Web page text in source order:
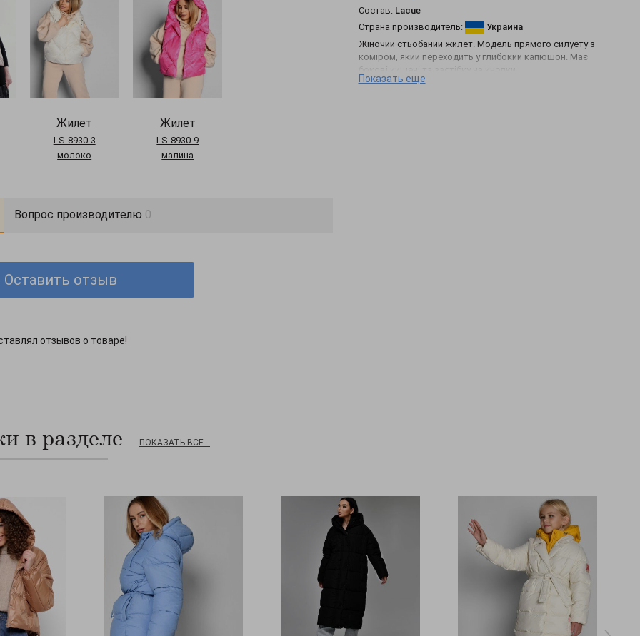
Состав: Lacue
Страна производитель:
Украина
Жіночий стьобаний жилет. Модель прямого силуету з
коміром, який переходить у глибокий капюшон. Має
Ідеально підходить під будь-який верх, у тому числі
Показать еще
Жилет
LS-8930-3
молоко
Жилет
LS-8930-9
малина
Вопрос производителю 0
Оставить отзыв
отзывов о товаре!
в разделе ПОКАЗАТЬ ВСЕ...